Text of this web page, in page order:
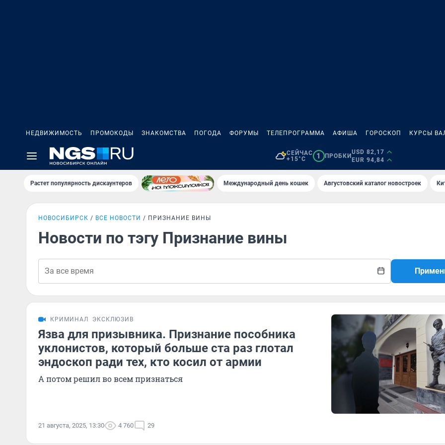
НЕДВИЖИМОСТЬ ПРОМОКОДЫ ЗНАКОМСТВА ПОГОДА ФОРУМЫ ТЕЛЕПРОГРАММА АФИША ГОРОСКОП КУРСЫ
СЕЙЧАС
+15°C
1 ПРОБКИ
USD 82,17
EUR 94,84
Растет популярность дискаунтеров Международный день кошек Августовский каталог новостроек
НОВОСИБИРСК ВСЕ НОВОСТИ ПРИЗНАНИЕ ВИНЫ
Новости по тэгу Признание вины
КРИМИНАЛ ЭКСКЛЮЗИВ
Язва для призывника. Признание пособника
уклонистов, который больше ста раз глотал
эндоскоп ради тех, кто косил от армии
А потом решил во всем признаться
21 августа, 2025, 13:30 4 760 29